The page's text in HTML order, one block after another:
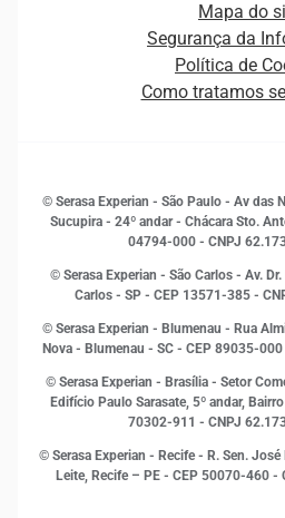
Empreendedorismo
Estudos e Pesquisas
Inovação e Tecnologia
Leis e impostos
Marketing
Open Finance
Proteção de Dados
Sustentabilidade Corporativa
Sala de Imprensa
Mapa do
Segurança da
Política de
Como tratamos
© Serasa Experian - São Paulo - Av das
Sucupira - 24º andar - Chácara Sto.
04794-000 - CNPJ
© Serasa Experian - São Carlos - Av.
Carlos - SP - CEP 13571-385 -
© Serasa Experian - Blumenau - Rua
Nova - Blumenau - SC - CEP 89035-
© Serasa Experian - Brasília - Setor
Edifício Paulo Sarasate, 5º andar,
70302-911 - CNPJ
© Serasa Experian - Recife - R. Sen.
Leite, Recife – PE - CEP 50070-460